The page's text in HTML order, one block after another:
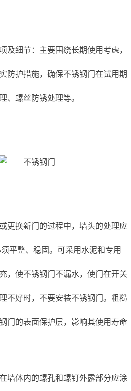
及细节：主要围绕长期使用考虑，
防护措施，确保不锈钢门在试用期
、螺丝防锈处理等。
更换新门的过程中，墙头的处理应
平整、稳固。可采用水泥和专用
，使不锈钢门不漏水，使门在开关
不好时，不要安装不锈钢门。粗糙
门的表面保护层，影响其使用寿命
墙体内的螺孔和螺钉外露部分应涂